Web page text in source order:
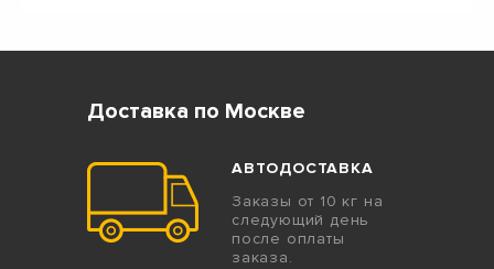
Доставка по Москве
АВТОДОСТАВКА
Заказы от 10 кг на
следующий день
после оплаты
заказа.